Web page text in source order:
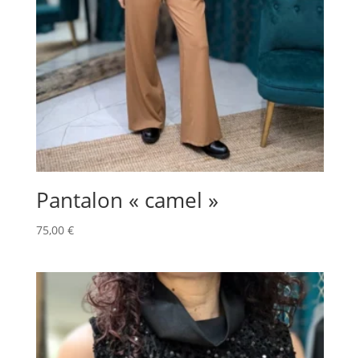
Pantalon « camel »
75,00 €